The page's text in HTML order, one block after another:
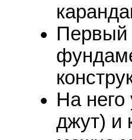
Первый
На него
джут) и